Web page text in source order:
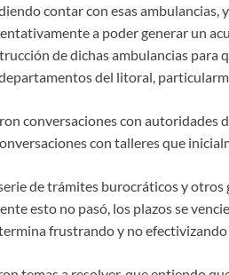
contar con esas ambulancias,
a poder generar un
de dichas ambulancias
del litoral,
conversaciones con
con talleres que
de trámites burocráticos y
esto no pasó, los plazos se
frustrando y no efectivizando